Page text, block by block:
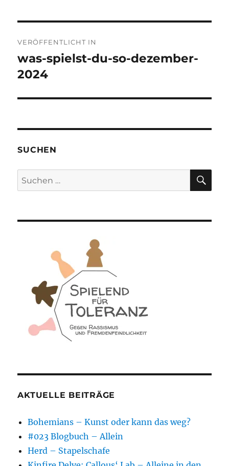
VERÖFFENTLICHT IN
was-spielst-du-so-dezember-
2024
SUCHEN
Suchen
nach:
AKTUELLE BEITRÄGE
Bohemians – Kunst oder kann das weg?
#023 Blogbuch – Allein
Herd – Stapelschafe